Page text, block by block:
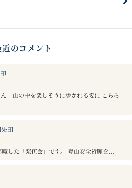
近のコメント
ん 山の中を楽しそうに歩かれる姿に こちら
朱印
魔した「楽伍会」です。 登山安全祈願を...